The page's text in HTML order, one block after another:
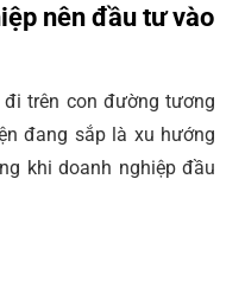
nên đầu tư vào
trên con đường tương
đang sắp là xu hướng
khi doanh nghiệp đầu